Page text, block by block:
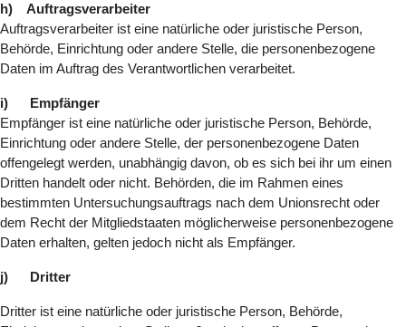
h) Auftragsverarbeiter
Auftragsverarbeiter ist eine natürliche oder juristische Person,
Behörde, Einrichtung oder andere Stelle, die personenbezogene
Daten im Auftrag des Verantwortlichen verarbeitet.
i) Empfänger
Empfänger ist eine natürliche oder juristische Person, Behörde,
Einrichtung oder andere Stelle, der personenbezogene Daten
offengelegt werden, unabhängig davon, ob es sich bei ihr um einen
Dritten handelt oder nicht. Behörden, die im Rahmen eines
bestimmten Untersuchungsauftrags nach dem Unionsrecht oder
dem Recht der Mitgliedstaaten möglicherweise personenbezogene
Daten erhalten, gelten jedoch nicht als Empfänger.
j) Dritter
Dritter ist eine natürliche oder juristische Person, Behörde,